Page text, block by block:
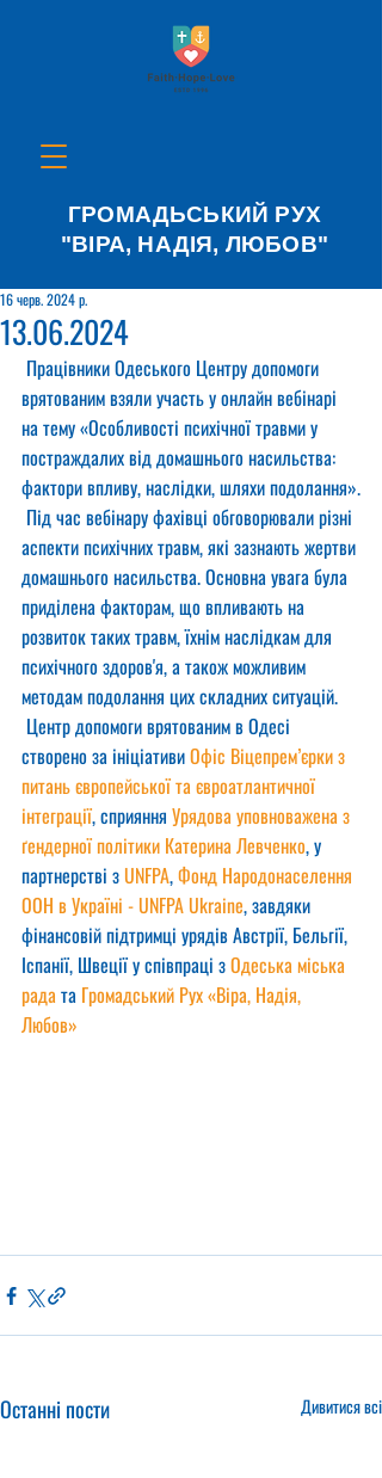
ГРОМАДЬСЬКИЙ РУХ
"ВІРА, НАДІЯ, ЛЮБОВ"
13.06.2024
16 черв. 2024 р.
Працівники Одеського Центру допомоги
врятованим взяли участь у онлайн вебінарі
на тему «Особливості психічної травми у
постраждалих від домашнього насильства:
фактори впливу, наслідки, шляхи подолання».
Під час вебінару фахівці обговорювали різні
аспекти психічних травм, які зазнають жертви
домашнього насильства. Основна увага була
приділена факторам, що впливають на
розвиток таких травм, їхнім наслідкам для
психічного здоров'я, а також можливим
методам подолання цих складних ситуацій.
Центр допомоги врятованим в Одесі
створено за ініціативи Офіс Віцепрем’єрки з
питань європейської та євроатлантичної
інтеграції, сприяння Урядова уповноважена з
ґендерної політики Катерина Левченко, у
партнерстві з UNFPA, Фонд Народонаселення
ООН в Україні - UNFPA Ukraine, завдяки
фінансовій підтримці урядів Австрії, Бельгії,
Іспанії, Швеції у співпраці з Одеська міська
рада та Громадський Рух «Віра, Надія,
Любов»
Останні пости Дивитися всі